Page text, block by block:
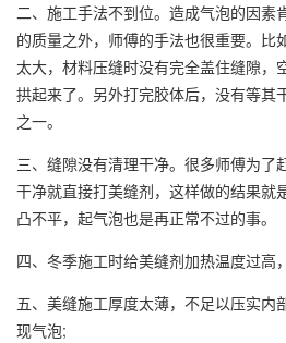
二、施工手法不到位。造成气泡的因素
的质量之外，师傅的手法也很重要。比
太大，材料压缝时没有完全盖住缝隙，
拱起来了。另外打完胶体后，没有等其
之一。
三、缝隙没有清理干净。很多师傅为了
干净就直接打美缝剂，这样做的结果就
凸不平，起气泡也是再正常不过的事。
四、冬季施工时给美缝剂加热温度过高
五、美缝施工厚度太薄，不足以压实内
现气泡;